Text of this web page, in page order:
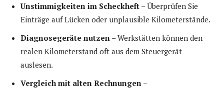
Unstimmigkeiten im Scheckheft – Überprüfen Sie
Einträge auf Lücken oder unplausible Kilometerstände.
Diagnosegeräte nutzen – Werkstätten können den
realen Kilometerstand oft aus dem Steuergerät
auslesen.
Vergleich mit alten Rechnungen –